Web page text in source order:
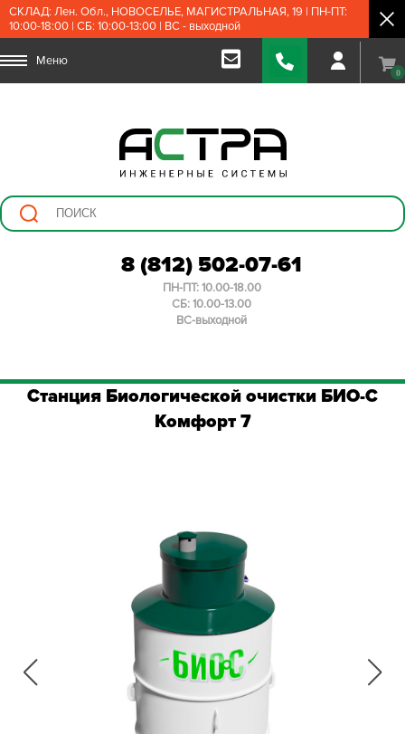
СКЛАД: Лен. Обл., НОВОСЕЛЬЕ, МАГИСТРАЛЬНАЯ, 19 | ПН-ПТ:
10:00-18:00 | СБ: 10:00-13:00 | ВС - выходной
Меню
0
8 (812) 502-07-61
ПН-ПТ: 10.00-18.00
СБ: 10.00-13.00
ВС-выходной
Станция Биологической очистки БИО-С
Комфорт 7